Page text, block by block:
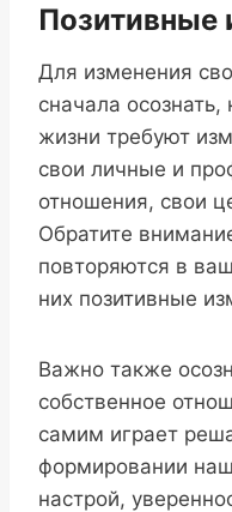
Позитивные
Для изменения
сначала
жизни требуют
свои личные и
отношения, свои
Обратите
повторяются в
них позитивные
Важно также
собственное
самим играет
формировании
настрой,